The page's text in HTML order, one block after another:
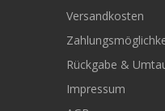
Versandkosten
Rückgabe &
Impressum